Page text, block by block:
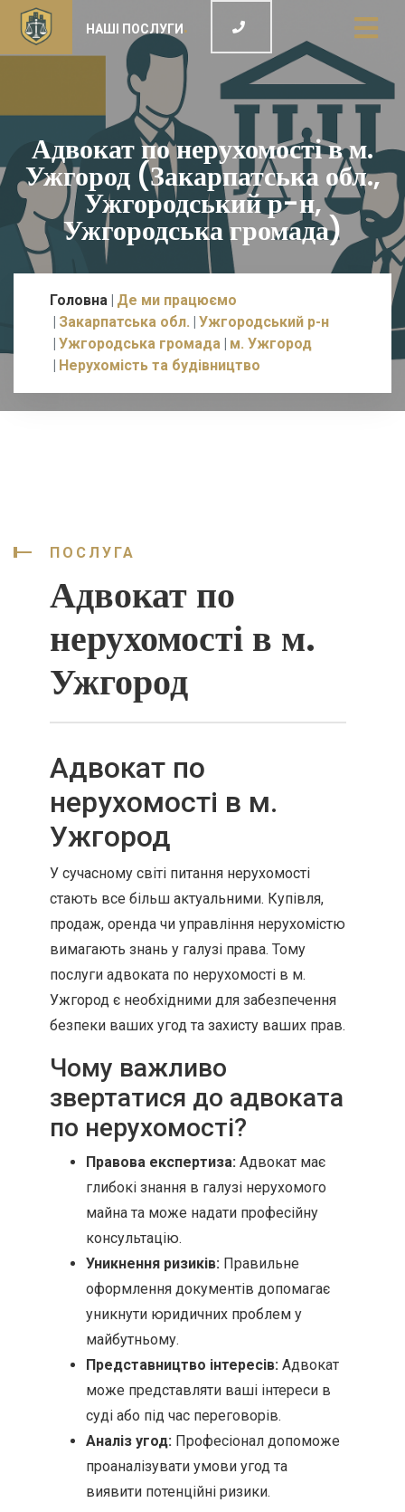
НАШІ ПОСЛУГИ
Адвокат по нерухомості в м.
Ужгород (Закарпатська обл.,
Ужгородський р-н,
Ужгородська громада)
Головна Де ми працюємо
Закарпатська обл. Ужгородський р-н
Ужгородська громада м. Ужгород
Нерухомість та будівництво
ПОСЛУГА
Адвокат по
нерухомості в м.
Ужгород
Адвокат по
нерухомості в м.
Ужгород
У сучасному світі питання нерухомості
стають все більш актуальними. Купівля,
продаж, оренда чи управління нерухомістю
вимагають знань у галузі права. Тому
послуги адвоката по нерухомості в м.
Ужгород є необхідними для забезпечення
безпеки ваших угод та захисту ваших прав.
Чому важливо
звертатися до адвоката
по нерухомості?
Правова експертиза: Адвокат має
глибокі знання в галузі нерухомого
майна та може надати професійну
консультацію.
Уникнення ризиків: Правильне
оформлення документів допомагає
уникнути юридичних проблем у
майбутньому.
Представництво інтересів: Адвокат
може представляти ваші інтереси в
суді або під час переговорів.
Аналіз угод: Професіонал допоможе
проаналізувати умови угод та
виявити потенційні ризики.